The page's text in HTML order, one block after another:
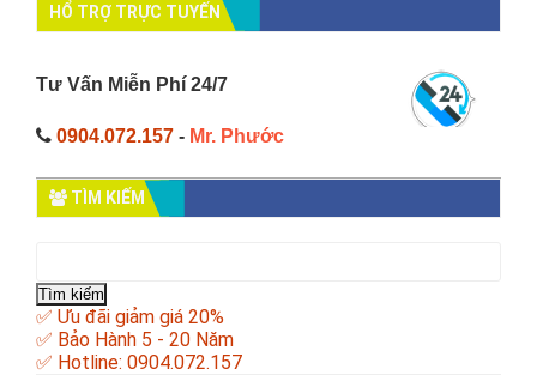
HỔ TRỢ TRỰC TUYẾN
Tư Vấn Miễn Phí 24/7
0904.072.157 - Mr. Phước
TÌM KIẾM
cho:
✅ Ưu đãi giảm giá 20%
✅ Bảo Hành 5 - 20 Năm
✅ Hotline: 0904.072.157